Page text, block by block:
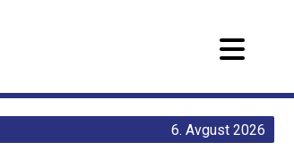
6. Avgust 2026